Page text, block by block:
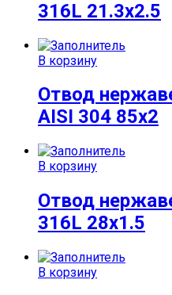
316L 21.3х2.5
В корзину
Отвод
AISI 304 85х2
В корзину
Отвод
316L 28х1.5
В корзину